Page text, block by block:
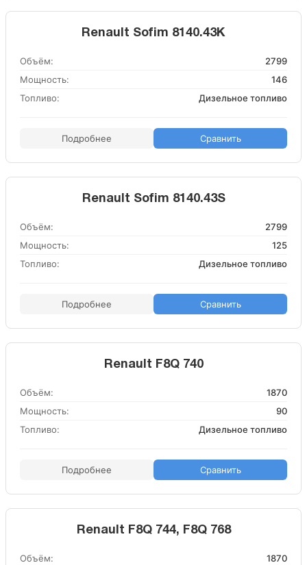
Renault Sofim 8140.43K
Объём:
2799
Мощность:
146
Топливо:
Дизельное топливо
Подробнее Сравнить
Renault Sofim 8140.43S
Объём:
2799
Мощность:
125
Топливо:
Дизельное топливо
Подробнее Сравнить
Renault F8Q 740
Объём:
1870
Мощность:
90
Топливо:
Дизельное топливо
Подробнее Сравнить
Renault F8Q 744, F8Q 768
Объём:
1870